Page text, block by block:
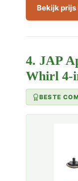
Bekijk prijs
4. JAP
Whirl 4-
BESTE